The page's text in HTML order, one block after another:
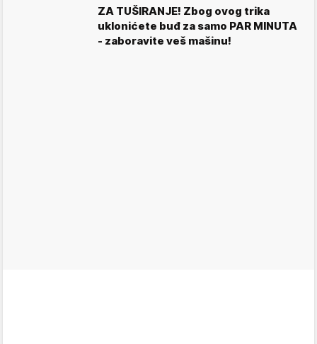
ZA TUŠIRANJE! Zbog ovog trika
uklonićete buđ za samo PAR MINUTA
- zaboravite veš mašinu!